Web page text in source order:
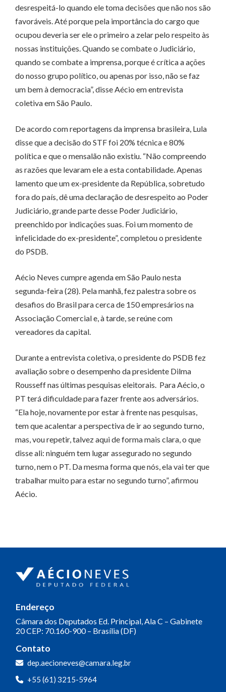
desrespeitá-lo quando ele toma decisões que não nos são
favoráveis. Até porque pela importância do cargo que
ocupou deveria ser ele o primeiro a zelar pelo respeito às
nossas instituições. Quando se combate o Judiciário,
quando se combate a imprensa, porque é crítica a ações
do nosso grupo político, ou apenas por isso, não se faz
um bem à democracia”, disse Aécio em entrevista
coletiva em São Paulo.
De acordo com reportagens da imprensa brasileira, Lula
disse que a decisão do STF foi 20% técnica e 80%
política e que o mensalão não existiu. “Não compreendo
as razões que levaram ele a esta contabilidade. Apenas
lamento que um ex-presidente da República, sobretudo
fora do país, dê uma declaração de desrespeito ao Poder
Judiciário, grande parte desse Poder Judiciário,
preenchido por indicações suas. Foi um momento de
infelicidade do ex-presidente”, completou o presidente
do PSDB.
Aécio Neves cumpre agenda em São Paulo nesta
segunda-feira (28). Pela manhã, fez palestra sobre os
desafios do Brasil para cerca de 150 empresários na
Associação Comercial e, à tarde, se reúne com
vereadores da capital.
Durante a entrevista coletiva, o presidente do PSDB fez
avaliação sobre o desempenho da presidente Dilma
Rousseff nas últimas pesquisas eleitorais. Para Aécio, o
PT terá dificuldade para fazer frente aos adversários.
“Ela hoje, novamente por estar à frente nas pesquisas,
tem que acalentar a perspectiva de ir ao segundo turno,
mas, vou repetir, talvez aqui de forma mais clara, o que
disse ali: ninguém tem lugar assegurado no segundo
turno, nem o PT. Da mesma forma que nós, ela vai ter que
trabalhar muito para estar no segundo turno”, afirmou
Aécio.
Endereço
Câmara dos Deputados Ed. Principal, Ala C – Gabinete
20CEP: 70.160-900 – Brasília (DF)
Contato
dep.aecioneves@camara.leg.br
+55 (61) 3215-5964